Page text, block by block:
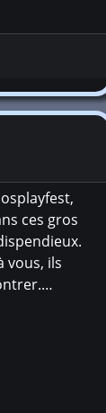
ces gros
vous, ils